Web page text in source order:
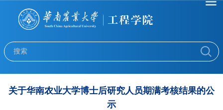
关于华南农业大学博士后研究人员期满考核结果的公
示